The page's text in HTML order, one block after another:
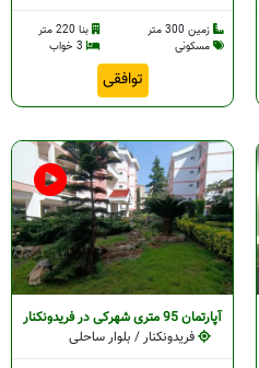
زمین 300 متر
بنا 220 متر
مسکونی
توافقی
آپارتمان 95 متری شهرکی در فریدونکنار
فریدونکنار / بلوار ساحلی